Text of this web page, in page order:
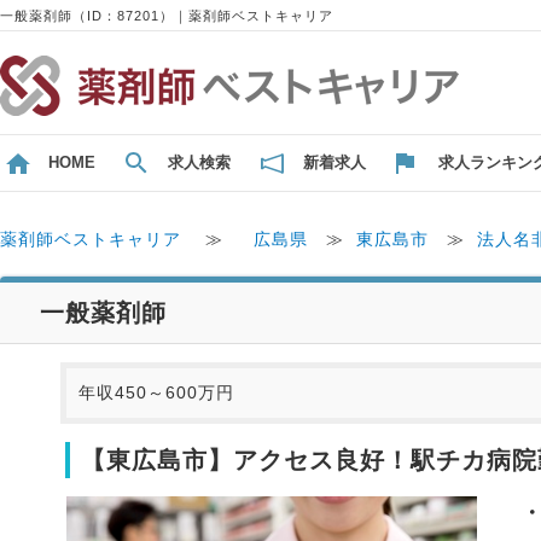
一般薬剤師（ID：87201）｜薬剤師ベストキャリア
HOME 求人検索 新着求人 求人ランキン
薬剤師ベストキャリア ≫ 広島県 ≫ 東広島市 ≫ 法人名
一般薬剤師
年収450～600万円
【東広島市】アクセス良好！駅チカ病